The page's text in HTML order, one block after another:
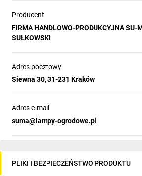
Producent
FIRMA HANDLOWO-PRODUKCYJNA SU-
SUŁKOWSKI
Adres pocztowy
Siewna 30, 31-231 Kraków
Adres e-mail
suma@lampy-ogrodowe.pl
PLIKI I BEZPIECZEŃSTWO PRODUKTU